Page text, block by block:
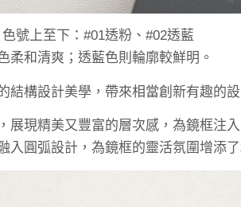
號上至下：#01透粉、#02透藍
柔和清爽；透藍色則輪廓較鮮明。
結構設計美學，帶來相當創新有趣的設
展現精美又豐富的層次感，為鏡框注入
入圓弧設計，為鏡框的靈活氛圍增添